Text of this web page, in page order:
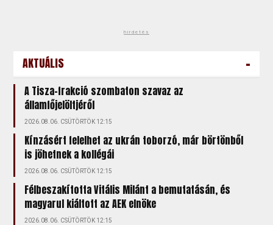
hirdetés
AKTUÁLIS -
A Tisza-frakció szombaton szavaz az
államfőjelöltjéről
2026.08.06. CSÜTÖRTÖK 12:15
Kínzásért felelhet az ukrán toborzó, már börtönből
is jöhetnek a kollégái
2026.08.06. CSÜTÖRTÖK 12:15
Félbeszakította Vitális Milánt a bemutatásán, és
magyarul kiáltott az AEK elnöke
2026.08.06. CSÜTÖRTÖK 12:15